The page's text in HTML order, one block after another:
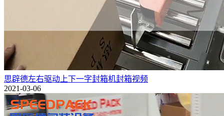
思辟德左右驱动上下一字封箱机封箱视频
2021-03-06